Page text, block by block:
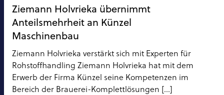
Ziemann Holvrieka übernimmt
Anteilsmehrheit an Künzel
Maschinenbau
Ziemann Holvrieka verstärkt sich mit Experten für
Rohstoffhandling Ziemann Holvrieka hat mit dem
Erwerb der Firma Künzel seine Kompetenzen im
Bereich der Brauerei-Komplettlösungen [...]